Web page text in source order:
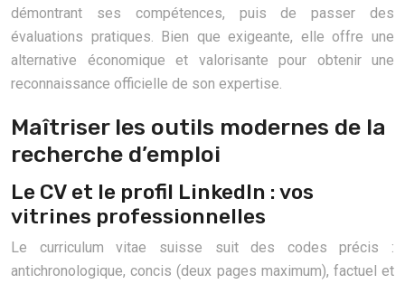
démontrant ses compétences, puis de passer des
évaluations pratiques. Bien que exigeante, elle offre une
alternative économique et valorisante pour obtenir une
reconnaissance officielle de son expertise.
Maîtriser les outils modernes de la
recherche d’emploi
Le CV et le profil LinkedIn : vos
vitrines professionnelles
Le curriculum vitae suisse suit des codes précis :
antichronologique, concis (deux pages maximum), factuel et